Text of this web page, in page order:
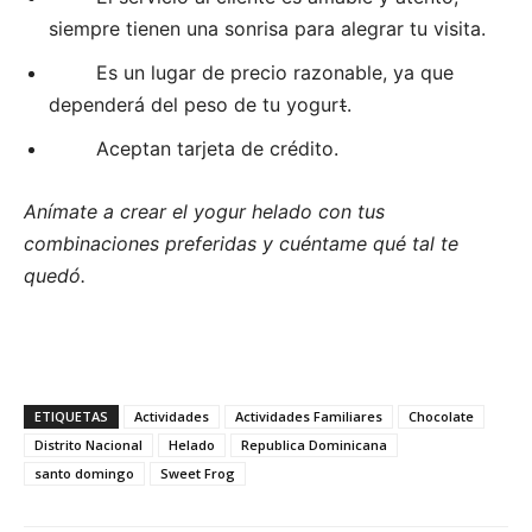
siempre tienen una sonrisa para alegrar tu visita.
Es un lugar de precio razonable, ya que
dependerá del peso de tu yogurt.
Aceptan tarjeta de crédito.
Anímate a crear el yogur helado con tus
combinaciones preferidas y cuéntame qué tal te
quedó.
ETIQUETAS Actividades Actividades Familiares
Chocolate
Distrito Nacional
Helado
Republica Dominicana
santo domingo
Sweet Frog